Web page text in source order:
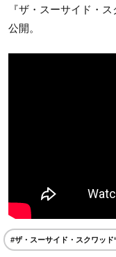
『ザ・スーサイド・ス
公開。
#ザ・スーサイド・スクワッ